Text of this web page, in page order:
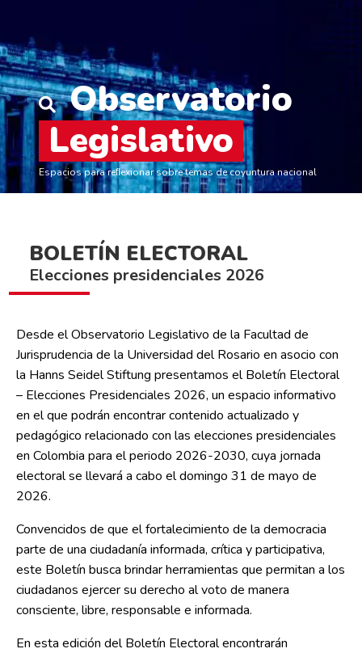
Observatorio
Legislativo
Espacios para reﬂexionar sobre temas de coyuntura nacional
BOLETÍN ELECTORAL
Elecciones presidenciales 2026
Desde el Observatorio Legislativo de la Facultad de
Jurisprudencia de la Universidad del Rosario en asocio con
la Hanns Seidel Stiftung presentamos el Boletín Electoral
– Elecciones Presidenciales 2026, un espacio informativo
en el que podrán encontrar contenido actualizado y
pedagógico relacionado con las elecciones presidenciales
en Colombia para el periodo 2026-2030, cuya jornada
electoral se llevará a cabo el domingo 31 de mayo de
2026.
Convencidos de que el fortalecimiento de la democracia
parte de una ciudadanía informada, crítica y participativa,
este Boletín busca brindar herramientas que permitan a los
ciudadanos ejercer su derecho al voto de manera
consciente, libre, responsable e informada.
En esta edición del Boletín Electoral encontrarán